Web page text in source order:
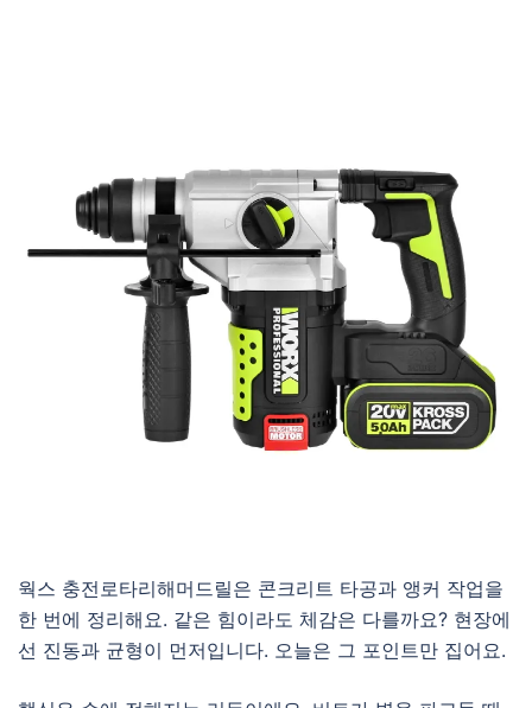
웍스 충전로타리해머드릴은 콘크리트 타공과 앵커 작업을
한 번에 정리해요. 같은 힘이라도 체감은 다를까요? 현장에
선 진동과 균형이 먼저입니다. 오늘은 그 포인트만 집어요.